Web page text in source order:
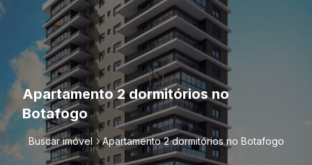
Apartamento 2 dormitórios no
Botafogo
Buscar imóvel Apartamento 2 dormitórios no Botafogo